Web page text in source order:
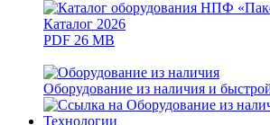
Каталог 2026
PDF 26 MB
Оборудование из наличия и
Технологии